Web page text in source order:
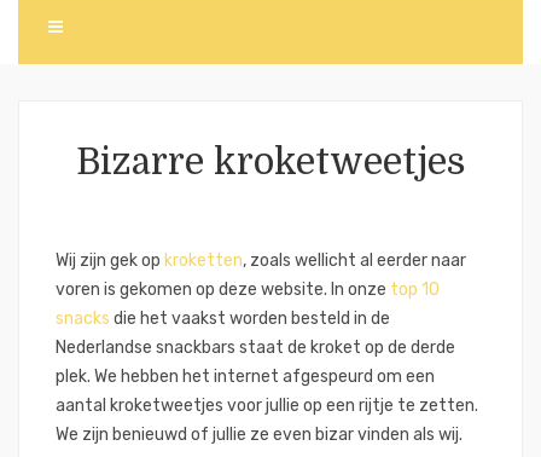
Bizarre kroketweetjes
Wij zijn gek op kroketten, zoals wellicht al eerder naar
voren is gekomen op deze website. In onze top 10
snacks die het vaakst worden besteld in de
Nederlandse snackbars staat de kroket op de derde
plek. We hebben het internet afgespeurd om een
aantal kroketweetjes voor jullie op een rijtje te zetten.
We zijn benieuwd of jullie ze even bizar vinden als wij.